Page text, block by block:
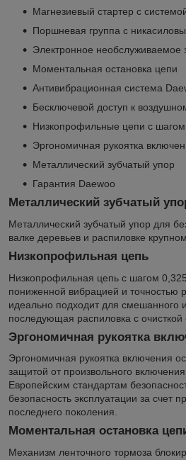
Магнезиевый стартер с
Поршневая группа с
Электронное необслуживаемое
Моментальная остановка цепи
Антивибрационная система
Бесключевой доступ к
Низкопрофильные цепи с
Эргономичная рукоятка
Металлический зубчатый упор
Гарантия Daewoo
Металлический зубчатый
Металлический зубчатый упор для
валке деревьев и распиловке
Низкопрофильная цепь
Низкопрофильная цепь с шагом
пониженной вибрацией и точностью
идеально подходит для смешанного
последующая распиловка с очисткой
Эргономичная рукоятка
Эргономичная рукоятка включения
защитой от произвольного
Европейским стандартам
безопасность эксплуатации за счет
последнего поколения.
Моментальная остановка
Механизм ленточного тормоза